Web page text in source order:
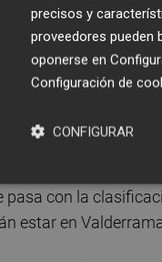
se ubica en las
el PGA Tour,
mucho y porque
la familia".
pasa con la
estar en
precisos y
proveedores pueden
oponerse en
Configuración de
CONFIGURAR